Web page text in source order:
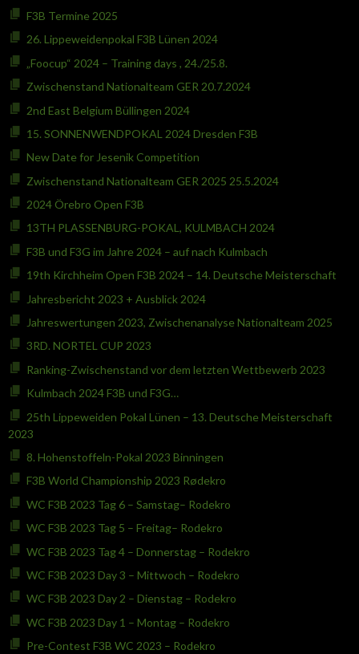
F3B Termine 2025
26. Lippeweidenpokal F3B Lünen 2024
„Foocup“ 2024 – Training days , 24./25.8.
Zwischenstand Nationalteam GER 20.7.2024
2nd East Belgium Büllingen 2024
15. SONNENWENDPOKAL 2024 Dresden F3B
New Date for Jesenik Competition
Zwischenstand Nationalteam GER 2025 25.5.2024
2024 Örebro Open F3B
13TH PLASSENBURG-POKAL, KULMBACH 2024
F3B und F3G im Jahre 2024 – auf nach Kulmbach
19th Kirchheim Open F3B 2024 – 14. Deutsche Meisterschaft
Jahresbericht 2023 + Ausblick 2024
Jahreswertungen 2023, Zwischenanalyse Nationalteam 2025
3RD. NORTEL CUP 2023
Ranking-Zwischenstand vor dem letzten Wettbewerb 2023
Kulmbach 2024 F3B und F3G…
25th Lippeweiden Pokal Lünen – 13. Deutsche Meisterschaft
2023
8. Hohenstoffeln-Pokal 2023 Binningen
F3B World Championship 2023 Rødekro
WC F3B 2023 Tag 6 – Samstag– Rodekro
WC F3B 2023 Tag 5 – Freitag– Rodekro
WC F3B 2023 Tag 4 – Donnerstag – Rodekro
WC F3B 2023 Day 3 – Mittwoch – Rodekro
WC F3B 2023 Day 2 – Dienstag – Rodekro
WC F3B 2023 Day 1 – Montag – Rodekro
Pre-Contest F3B WC 2023 – Rodekro